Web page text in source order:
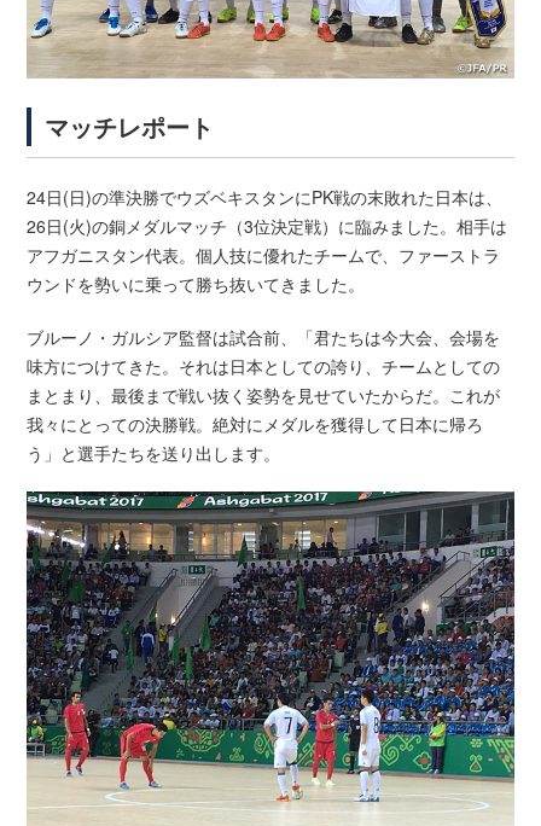
マッチレポート
24日(日)の準決勝でウズベキスタンにPK戦の末敗れた日本は、
26日(火)の銅メダルマッチ（3位決定戦）に臨みました。相手は
アフガニスタン代表。個人技に優れたチームで、ファーストラ
ウンドを勢いに乗って勝ち抜いてきました。
ブルーノ・ガルシア監督は試合前、「君たちは今大会、会場を
味方につけてきた。それは日本としての誇り、チームとしての
まとまり、最後まで戦い抜く姿勢を見せていたからだ。これが
我々にとっての決勝戦。絶対にメダルを獲得して日本に帰ろ
う」と選手たちを送り出します。